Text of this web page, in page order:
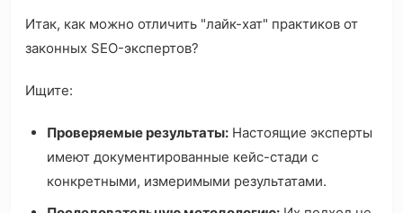
Итак, как можно отличить "лайк-хат" практиков от
законных SEO-экспертов?
Ищите:
Проверяемые результаты: Настоящие эксперты
имеют документированные кейс-стади с
конкретными, измеримыми результатами.